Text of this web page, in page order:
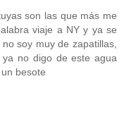
son las que más me
viaje a NY y ya se
soy muy de zapatillas,
no digo de este agua
besote